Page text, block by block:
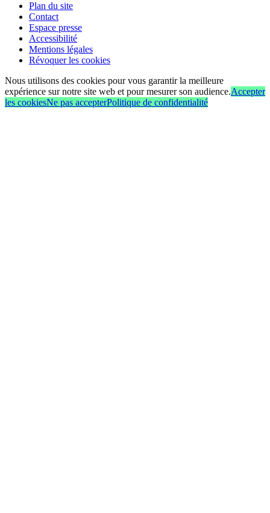
Plan du site
Contact
Espace presse
Accessibilité
Mentions légales
Révoquer les cookies
Nous utilisons des cookies pour vous garantir la meilleure
expérience sur notre site web et pour mesurer son audience.Accepter
les cookiesNe pas accepterPolitique de confidentialité